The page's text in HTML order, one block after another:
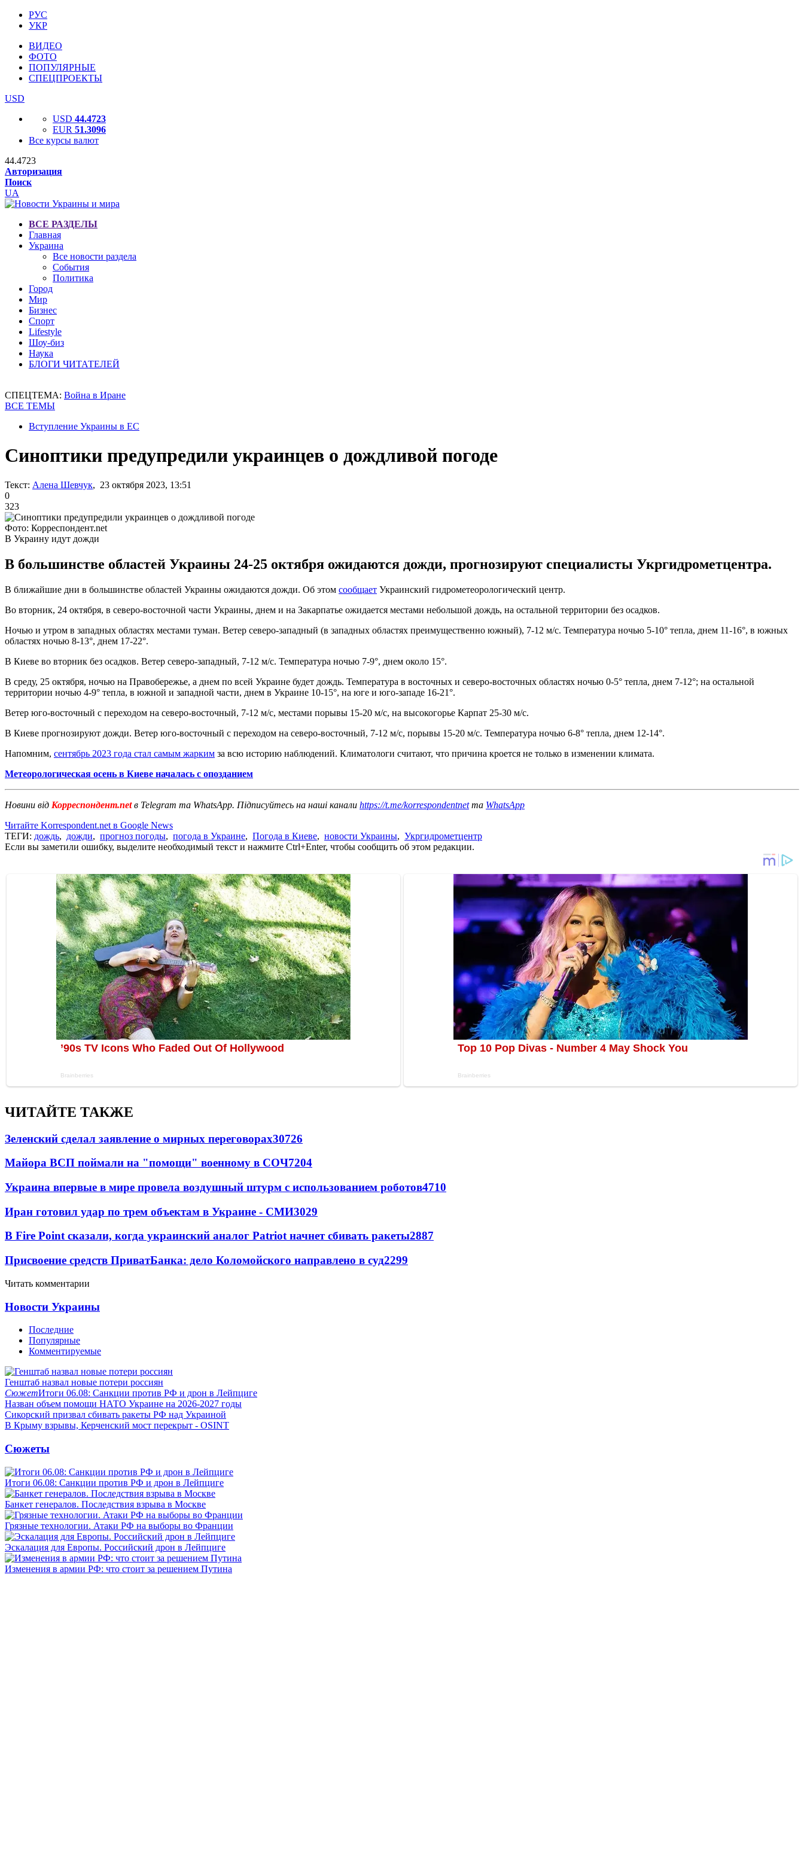
РУС
УКР
ВИДЕО
ФОТО
ПОПУЛЯРНЫЕ
СПЕЦПРОЕКТЫ
USD
USD 44.4723
EUR 51.3096
Все курсы валют
44.4723
Авторизация
Поиск
UA
ВСЕ РАЗДЕЛЫ
Главная
Украина
Все новости раздела
События
Политика
Город
Мир
Бизнес
Спорт
Lifestyle
Шоу-биз
Наука
БЛОГИ ЧИТАТЕЛЕЙ
СПЕЦТЕМА: Война в Иране
ВСЕ ТЕМЫ
Вступление Украины в ЕС
Синоптики предупредили украинцев о дождливой погоде
Текст: Алена Шевчук, 23 октября 2023, 13:51
0
323
Фото: Корреспондент.net
В Украину идут дожди
В большинстве областей Украины 24-25 октября ожидаются дожди, прогнозируют специалисты Укргидрометцентра.
В ближайшие дни в большинстве областей Украины ожидаются дожди. Об этом сообщает Украинский гидрометеорологический центр.
Во вторник, 24 октября, в северо-восточной части Украины, днем и на Закарпатье ожидается местами небольшой дождь, на остальной территории без осадков.
Ночью и утром в западных областях местами туман. Ветер северо-западный (в западных областях преимущественно южный), 7-12 м/с. Температура ночью 5-10° тепла, днем 11-16°, в южных
областях ночью 8-13°, днем 17-22°.
В Киеве во вторник без осадков. Ветер северо-западный, 7-12 м/с. Температура ночью 7-9°, днем около 15°.
В среду, 25 октября, ночью на Правобережье, а днем по всей Украине будет дождь. Температура в восточных и северо-восточных областях ночью 0-5° тепла, днем 7-12°; на остальной
территории ночью 4-9° тепла, в южной и западной части, днем в Украине 10-15°, на юге и юго-западе 16-21°.
Ветер юго-восточный с переходом на северо-восточный, 7-12 м/с, местами порывы 15-20 м/с, на высокогорье Карпат 25-30 м/с.
В Киеве прогнозируют дожди. Ветер юго-восточный с переходом на северо-восточный, 7-12 м/с, порывы 15-20 м/с. Температура ночью 6-8° тепла, днем 12-14°.
Напомним, сентябрь 2023 года стал самым жарким за всю историю наблюдений. Климатологи считают, что причина кроется не только в изменении климата.
Метеорологическая осень в Киеве началась с опозданием
Новини від Корреспондент.netв Telegram та WhatsApp. Підписуйтесь на наші канали https://t.me/korrespondentnetта WhatsApp
Читайте Korrespondent.net в Google News
ТЕГИ: дождь, дожди, прогноз погоды, погода в Украине, Погода в Киеве, новости Украины, Укргидрометцентр
Если вы заметили ошибку, выделите необходимый текст и нажмите Ctrl+Enter, чтобы сообщить об этом редакции.
ЧИТАЙТЕ ТАКЖЕ
Зеленский сделал заявление о мирных переговорах30726
Майора ВСП поймали на "помощи" военному в СОЧ7204
Украина впервые в мире провела воздушный штурм с использованием роботов4710
Иран готовил удар по трем объектам в Украине - СМИ3029
В Fire Point сказали, когда украинский аналог Patriot начнет сбивать ракеты2887
Присвоение средств ПриватБанка: дело Коломойского направлено в суд2299
Читать комментарии
Новости Украины
Последние
Популярные
Комментируемые
Генштаб назвал новые потери россиян
СюжетИтоги 06.08: Санкции против РФ и дрон в Лейпциге
Назван объем помощи НАТО Украине на 2026-2027 годы
Сикорский призвал сбивать ракеты РФ над Украиной
В Крыму взрывы, Керченский мост перекрыт - OSINT
Сюжеты
Итоги 06.08: Санкции против РФ и дрон в Лейпциге
Банкет генералов. Последствия взрыва в Москве
Грязные технологии. Атаки РФ на выборы во Франции
Эскалация для Европы. Российский дрон в Лейпциге
Изменения в армии РФ: что стоит за решением Путина